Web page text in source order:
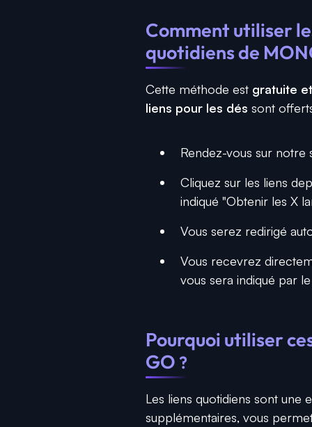
Comment utiliser
quotidiens de
Cette méthode est gratuite
liens pour les dés sont
Rendez-vous sur notre
Cliquez sur les liens
indiqué "Obtenir les X
Vous serez redirigé
Vous recevrez
vous sera indiqué par le
Pourquoi utiliser
GO ?
Les liens quotidiens sont une
supplémentaires, vous